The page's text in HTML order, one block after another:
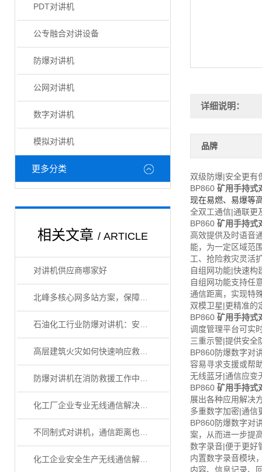
PDT对讲机
公专融合对讲设备
防爆对讲机
公网对讲机
数字对讲机
模拟对讲机
更多分类
相关文章 / ARTICLE
对讲机供应商哪家好
北峰多核心网多站方案，保障油气生产应急管理
高层建筑火灾如何快速响应救援？
化工厂企业专业无线通信解决方案
不同制式对讲机，通信距离也有较大差别
化工企业安全生产无线通信解决方案
详细说明：
品牌
双级防爆|安全更有
BP860 矿用手持式
现在易燃、易爆等
全双工通信|通联更
BP860 矿用手持式
高效提供及时语音
能，为一定区域范
工、抢险救灾灵活
自组网功能|快速构
自组网功能支持任
通信距离，实现特
双模卫星|更精准的
BP860 矿用手持式
调度管理平台可实
三重示警|提供安全
BP860防爆数字对
容易寻求支援或帮
无线蓝牙|通信应变
BP860 矿用手持式
展出各种应用解决
多重数字加密|通信
BP860防爆数字对
案，从而进一步提
数字录音|便于更好
内置数字录音模块
内容、信息记录、